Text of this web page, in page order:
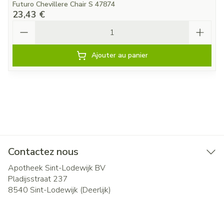
Futuro Chevillere Chair S 47874
23,43 €
Ajouter au panier
Contactez nous
Apotheek Sint-Lodewijk BV
Pladijsstraat 237
8540 Sint-Lodewijk (Deerlijk)